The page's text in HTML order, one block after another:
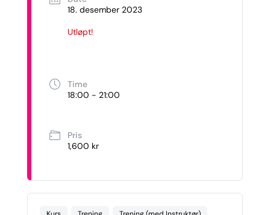
18. desember 2023
Utløpt!
Time
18:00 - 21:00
Pris
1,600 kr